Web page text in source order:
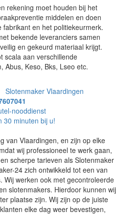
rekening moet houden bij het
middelen en doen
en het politiekeurmerk.
bekende leveranciers samen
en gekeurd materiaal krijgt.
scala aan verschillende
Abus, Keso, Bks, Lseo etc.
Slotenmaker Vlaardingen
nooddienst
30 minuten bij u!
van Vlaardingen, en zijn op elke
wij professioneel te werk gaan,
scherpe tarieven als Slotenmaker
24 zich ontwikkeld tot een van
Wij werken ook met gecontroleerde
slotenmakers. Hierdoor kunnen wij
plaatse zijn. Wij zijn op de juiste
elke dag weer bevestigen,